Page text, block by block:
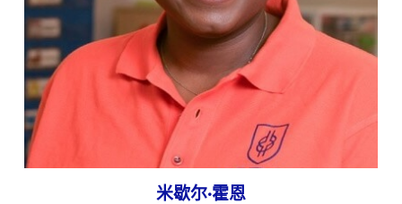
米歇尔·霍恩